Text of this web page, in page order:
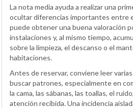
La nota media ayuda a realizar una
ocultar diferencias importantes entre
puede obtener una buena valoración
instalaciones y, al mismo tiempo,
sobre la limpieza, el descanso o el
habitaciones.
Antes de reservar, conviene leer
buscar patrones, especialmente en
la cama, las sábanas, las toallas, el
atención recibida. Una incidencia